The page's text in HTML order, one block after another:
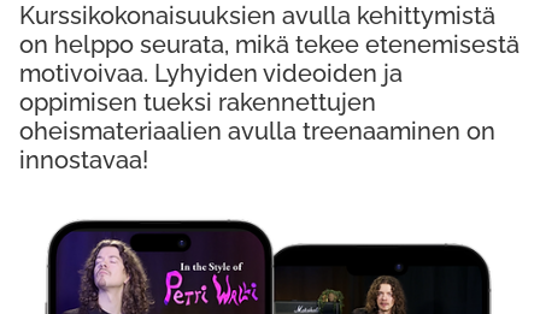
Kurssikokonaisuuksien avulla kehittymistä
on helppo seurata, mikä tekee etenemisestä
motivoivaa. Lyhyiden videoiden ja
oppimisen tueksi rakennettujen
oheismateriaalien avulla treenaaminen on
innostavaa!